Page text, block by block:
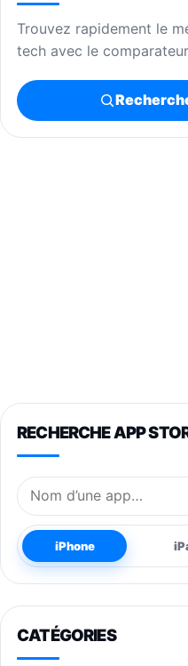
Trouvez rapidement le
tech avec le
RECHERCHE APP
Nom de l’application
iPhone
CATÉGORIES